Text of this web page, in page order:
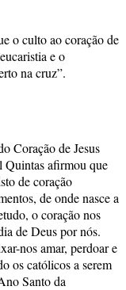
o culto ao coração de
e o
na cruz”.
Coração de Jesus
Quintas afirmou que
de coração
de onde nasce a
o coração nos
de Deus por nós.
nos amar, perdoar e
os católicos a serem
Santo da